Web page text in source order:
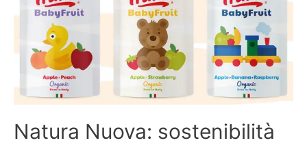
Natura Nuova: sostenibilità